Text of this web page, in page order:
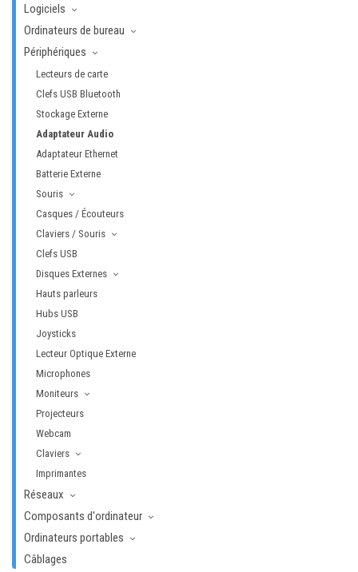
Logiciels
Ordinateurs de bureau
Périphériques
Lecteurs de carte
Clefs USB Bluetooth
Stockage Externe
Adaptateur Audio
Adaptateur Ethernet
Batterie Externe
Souris
Casques / Écouteurs
Claviers / Souris
Clefs USB
Disques Externes
Hauts parleurs
Hubs USB
Joysticks
Lecteur Optique Externe
Microphones
Moniteurs
Projecteurs
Webcam
Claviers
Imprimantes
Réseaux
Composants d'ordinateur
Ordinateurs portables
Câblages